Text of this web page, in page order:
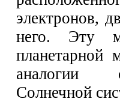
электронов,
него. Эту
планетарной
аналогии
Солнечной